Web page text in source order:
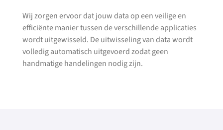
Wij zorgen ervoor dat jouw data op een veilige en
efficiënte manier tussen de verschillende applicaties
wordt uitgewisseld. De uitwisseling van data wordt
volledig automatisch uitgevoerd zodat geen
handmatige handelingen nodig zijn.